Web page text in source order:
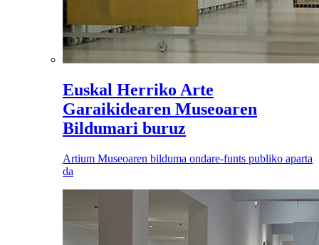
Euskal Herriko Arte
Garaikidearen Museoaren
Bildumari buruz
Artium Museoaren bilduma ondare-funts publiko aparta
da